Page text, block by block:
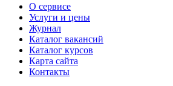
О сервисе
Услуги и цены
Журнал
Каталог вакансий
Каталог курсов
Карта сайта
Контакты